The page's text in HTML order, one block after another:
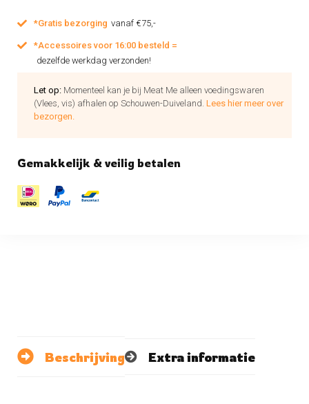
*Gratis bezorging vanaf €75,-
*Accessoires voor 16:00 besteld =
dezelfde werkdag verzonden!
Let op: Momenteel kan je bij Meat Me alleen voedingswaren
(Vlees, vis) afhalen op Schouwen-Duiveland. Lees hier meer over
bezorgen.
Gemakkelijk & veilig betalen
Beschrijving Extra informatie